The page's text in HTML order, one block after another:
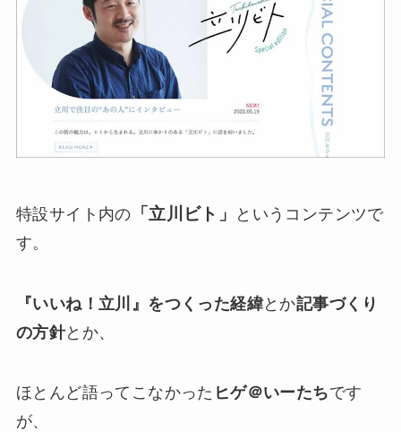
特設サイト内の 「立川ビト」
というコンテンツで
す。
『いいね！立川』をつくった経緯とか記事づくり
の方針とか、
ほとんど語ってこなかった ヒゲ＠いーたちです
が、